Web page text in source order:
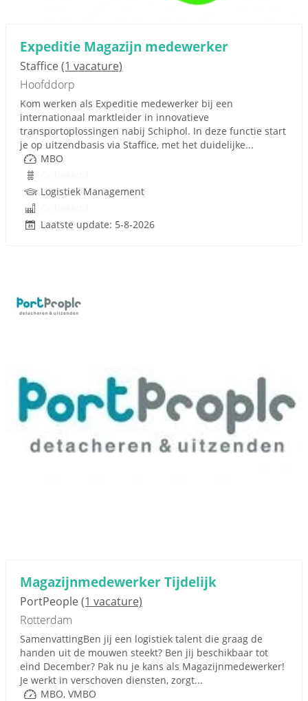
Expeditie Magazijn medewerker
Staffice(1 vacature)
Hoofddorp
Kom werken als Expeditie medewerker bij een
internationaal marktleider in innovatieve
transportoplossingen nabij Schiphol. In deze functie start
je op uitzendbasis via Staffice, met het duidelijke...
MBO
Logistiek Management
Laatste update: 5-8-2026
Magazijnmedewerker Tijdelijk
PortPeople(1 vacature)
Rotterdam
SamenvattingBen jij een logistiek talent die graag de
handen uit de mouwen steekt? Ben jij beschikbaar tot
eind December? Pak nu je kans als Magazijnmedewerker!
Je werkt in verschoven diensten, zorgt...
MBO, VMBO